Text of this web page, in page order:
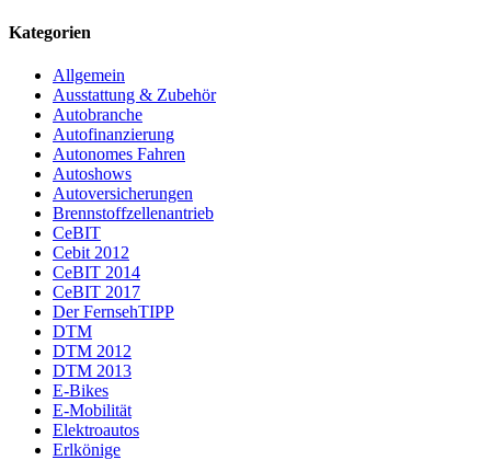
Kategorien
Allgemein
Ausstattung & Zubehör
Autobranche
Autofinanzierung
Autonomes Fahren
Autoshows
Autoversicherungen
Brennstoffzellenantrieb
CeBIT
Cebit 2012
CeBIT 2014
CeBIT 2017
Der FernsehTIPP
DTM
DTM 2012
DTM 2013
E-Bikes
E-Mobilität
Elektroautos
Erlkönige